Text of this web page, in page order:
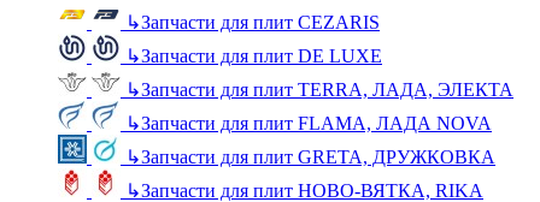
↳Запчасти для плит CEZARIS
↳Запчасти для плит DE LUXE
↳Запчасти для плит TERRA, ЛАДА, ЭЛЕКТА
↳Запчасти для плит FLAMA, ЛАДА NOVA
↳Запчасти для плит GRETA, ДРУЖКОВКА
↳Запчасти для плит НОВО-ВЯТКА, RIKA